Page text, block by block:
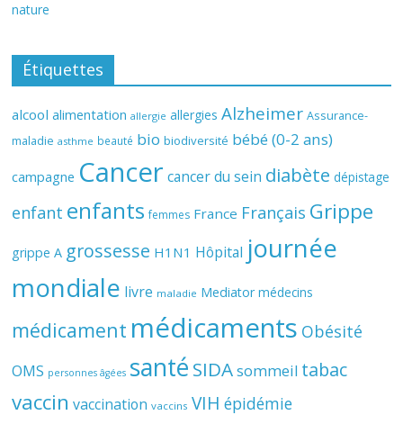
nature
Étiquettes
alcool alimentation allergie allergies Alzheimer Assurance-
maladie asthme beauté bio biodiversité bébé (0-2 ans)
campagne Cancer cancer du sein diabète dépistage
enfant enfants femmes France Français Grippe
grippe A grossesse H1N1 Hôpital journée
mondiale livre maladie Mediator médecins
médicament médicaments Obésité
OMS personnes âgées santé SIDAsommeil tabac
vaccin vaccination vaccins VIH épidémie